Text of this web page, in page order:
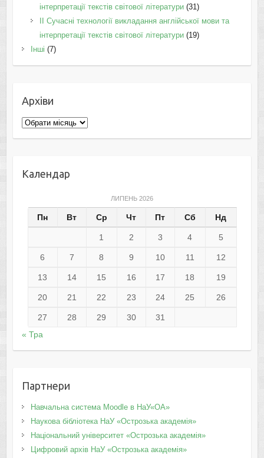
інтерпретації текстів світової літератури(31)
II Cучасні технології викладання англійської мови та
інтерпретації текстів світової літератури(19)
Інші (7)
Архіви
Архіви
Календар
ЛИПЕНЬ 2026
Пн Вт Ср Чт Пт Сб Нд
1 2 3 4 5
6 7 8 9 10 11 12
13 14 15 16 17 18 19
20 21 22 23 24 25 26
27 28 29 30
31
« Тра
Партнери
Навчальна система Moodle в НаУ«ОА»
Наукова бібліотека НаУ «Острозька академія»
Національний університет «Острозька академія»
Цифровий архів НаУ «Острозька академія»